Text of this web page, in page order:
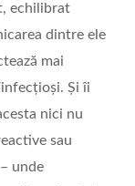
echilibrat
dintre ele
mai
Și îi
nici nu
sau
unde